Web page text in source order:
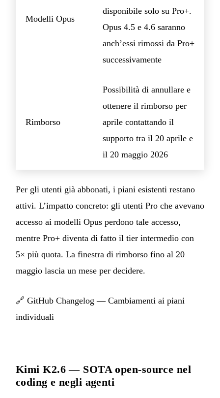
Modelli Opus
disponibile solo su Pro+.
Opus 4.5 e 4.6 saranno
anch’essi rimossi da Pro+
successivamente
Rimborso
Possibilità di annullare e
ottenere il rimborso per
aprile contattando il
supporto tra il 20 aprile e
il 20 maggio 2026
Per gli utenti già abbonati, i piani esistenti restano
attivi. L’impatto concreto: gli utenti Pro che avevano
accesso ai modelli Opus perdono tale accesso,
mentre Pro+ diventa di fatto il tier intermedio con
5× più quota. La finestra di rimborso fino al 20
maggio lascia un mese per decidere.
🔗 GitHub Changelog — Cambiamenti ai piani
individuali
Kimi K2.6 — SOTA open-source nel
coding e negli agenti